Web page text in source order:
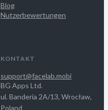
Blog
Nutzerbewertungen
KONTAKT
support@facelab.mobi
BG Apps Ltd.
ul. Banderia 2A/13, Wrocław,
Poland